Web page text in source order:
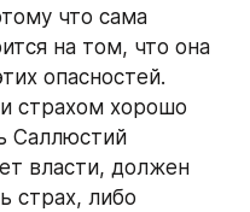
что сама
на том, что она
опасностей.
страхом хорошо
Саллюстий
власти, должен
страх, либо